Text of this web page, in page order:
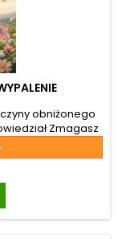
obniżonego
Zmagasz
stresem i
Jeśli
na swoje
„88 sposobów
zbiór banalnych
– uznany